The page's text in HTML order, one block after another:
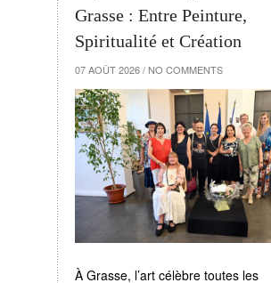
Grasse : Entre Peinture,
Spiritualité et Création
07 AOÛT 2026 / NO COMMENTS
À Grasse, l’art célèbre toutes les